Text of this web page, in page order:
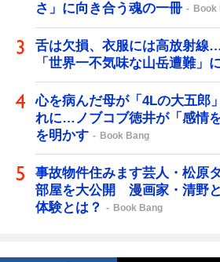
さ」に向き合う魂の一冊
Book
舌は欠損、衣服には高放射線
「世界一不気味な山岳遭難」
心を病んだ母が「4Lの大五郎
れに…ノブコブ徳井が「感情
を明かす
Book Bang
事故物件住みます芸人・松原
部屋を大公開 漫画家・清野
体験とは？
Book Bang